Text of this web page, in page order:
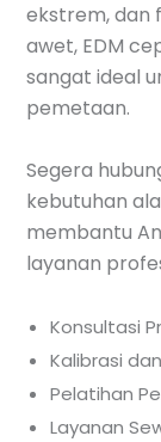
ekstrem, dan
awet, EDM
sangat ideal
pemetaan.
Segera
kebutuhan
membantu
layanan
Konsultasi
Kalibrasi
Pelatihan
Layanan